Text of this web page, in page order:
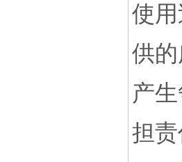
使
供
产
担